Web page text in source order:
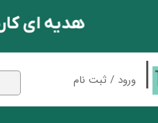
ورود / ثبت نام